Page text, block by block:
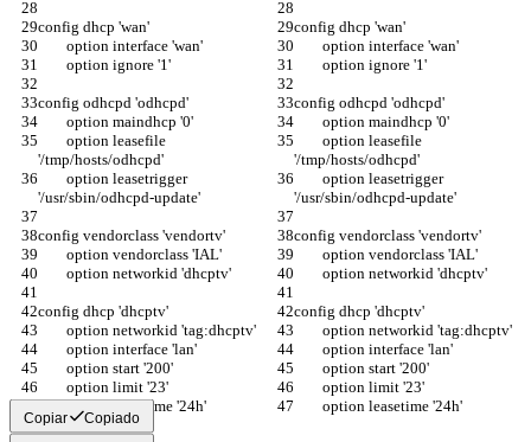
config dhcp 'wan'
config dhcp 'wan'
	option interface 'wan'
	option interface 'wan'
	option ignore '1'
	option ignore '1'
config odhcpd 'odhcpd'
config odhcpd 'odhcpd'
	option maindhcp '0'
	option maindhcp '0'
'/tmp/hosts/odhcpd'
'/tmp/hosts/odhcpd'
'/usr/sbin/odhcpd-update'
'/usr/sbin/odhcpd-update'
config vendorclass 'vendortv'
config vendorclass 'vendortv'
	option vendorclass 'IAL'
	option vendorclass 'IAL'
	option networkid 'dhcptv'
	option networkid 'dhcptv'
config dhcp 'dhcptv'
config dhcp 'dhcptv'
	option networkid 'tag:dhcptv'
	option networkid 'tag:dhcptv'
	option interface 'lan'
	option interface 'lan'
	option start '200'
	option start '200'
	option limit '23'
	option limit '23'
	option leasetime '24h'
	option leasetime '24h'
Copiar Copiado